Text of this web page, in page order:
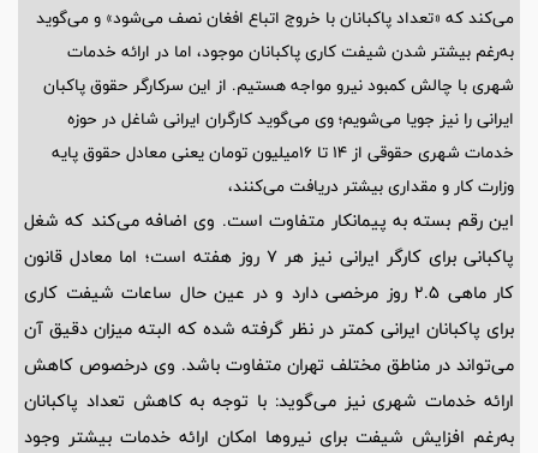
می‌کند که «تعداد پاکبانان با خروج اتباع افغان نصف می‌شود» و می‌گوید
به‌رغم بیشتر شدن شیفت کاری پاکبانان موجود، اما در ارائه خدمات
شهری با چالش کمبود نیرو مواجه هستیم. از این سرکارگر حقوق پاکبان
ایرانی را نیز جویا می‌شویم؛ وی می‌گوید کارگران ایرانی شاغل در حوزه
خدمات شهری حقوقی از 14 تا 16‌میلیون تومان یعنی معادل حقوق پایه
وزارت کار و مقداری بیشتر دریافت می‌کنند،
این رقم بسته به پیمانکار متفاوت است. وی اضافه می‌کند که شغل
پاکبانی برای کارگر ایرانی نیز هر 7 روز هفته است؛ اما معادل قانون
کار ماهی 2.5 روز مرخصی دارد و در عین حال ساعات شیفت کاری
برای پاکبانان ایرانی کمتر در نظر گرفته شده که البته میزان دقیق آن
می‌تواند در مناطق مختلف تهران متفاوت باشد. وی درخصوص کاهش
ارائه خدمات شهری نیز می‌گوید: با توجه به کاهش تعداد پاکبانان
به‌رغم افزایش شیفت برای نیروها امکان ارائه خدمات بیشتر وجود